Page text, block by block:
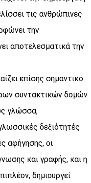
τις ανθρώπινες
την
αποτελεσματικά την
επίσης σημαντικό
συντακτικών δομών
γλώσσα,
δεξιότητές
αφήγησης, οι
και γραφής, και η
δημιουργεί